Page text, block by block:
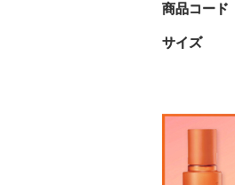
商品コード
サイズ